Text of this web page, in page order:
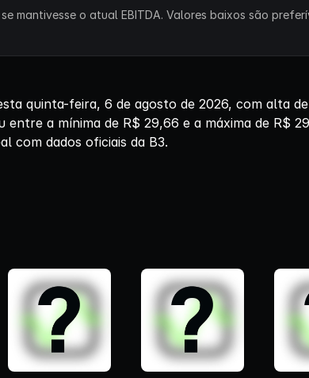
mantivesse o atual EBITDA. Valores baixos são
quinta-feira, 6 de agosto de 2026, com alta
a mínima de R$ 29,66 e a máxima de R$
com dados oficiais da B3.